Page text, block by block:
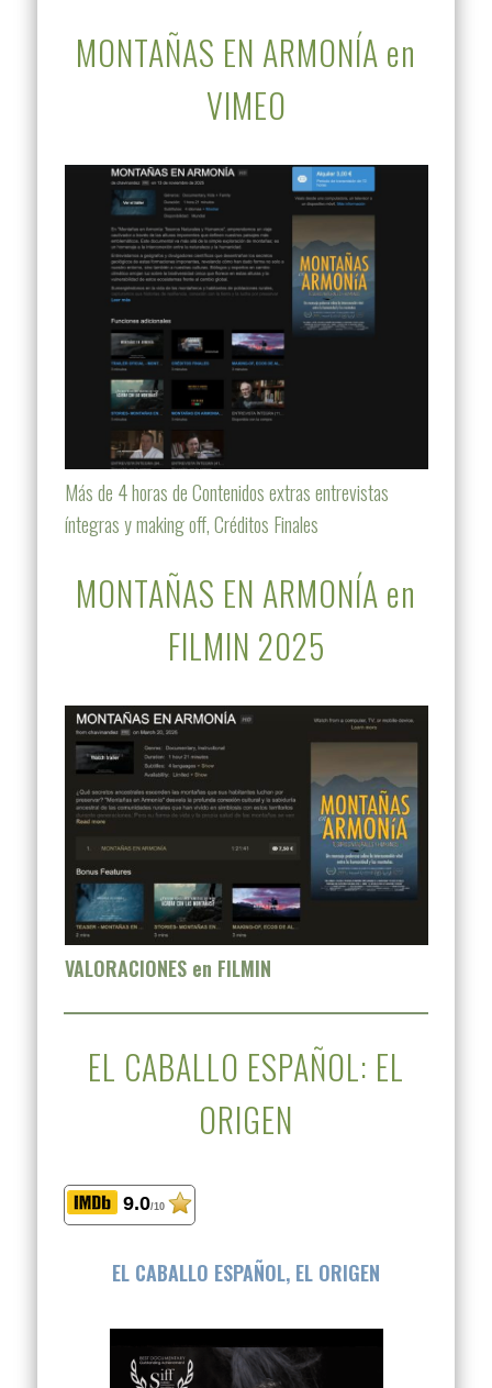
MONTAÑAS EN ARMONÍA en
VIMEO
Más de 4 horas de Contenidos extras entrevistas
íntegras y making off, Créditos Finales
MONTAÑAS EN ARMONÍA en
FILMIN 2025
VALORACIONES en FILMIN
EL CABALLO ESPAÑOL: EL
ORIGEN
9.0/10
EL CABALLO ESPAÑOL, EL ORIGEN